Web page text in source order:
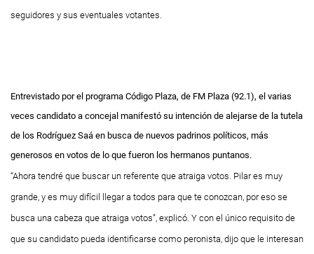
seguidores y sus eventuales votantes.
Entrevistado por el programa Código Plaza, de FM Plaza (92.1), el varias
veces candidato a concejal manifestó su intención de alejarse de la tutela
de los Rodríguez Saá en busca de nuevos padrinos políticos, más
generosos en votos de lo que fueron los hermanos puntanos.
“Ahora tendré que buscar un referente que atraiga votos. Pilar es muy
grande, y es muy difícil llegar a todos para que te conozcan, por eso se
busca una cabeza que atraiga votos”, explicó. Y con el único requisito de
que su candidato pueda identificarse como peronista, dijo que le interesan